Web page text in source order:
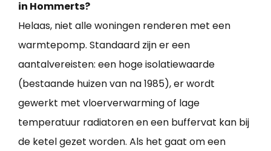
in Hommerts?
Helaas, niet alle woningen renderen met een
warmtepomp. Standaard zijn er een
aantalvereisten: een hoge isolatiewaarde
(bestaande huizen van na 1985), er wordt
gewerkt met vloerverwarming of lage
temperatuur radiatoren en een buffervat kan bij
de ketel gezet worden. Als het gaat om een